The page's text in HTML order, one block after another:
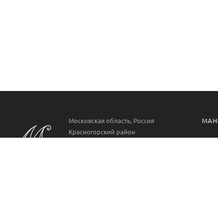
Московская область, Россия
Красногорский район